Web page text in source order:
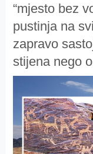
“mjesto bez
pustinja na
zapravo
stijena nego